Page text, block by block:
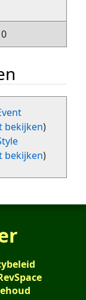
0
bekijken)
bekijken)